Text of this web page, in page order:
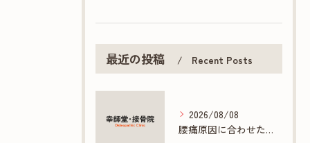
最近の投稿 Recent Posts
2026/08/08
腰痛原因に合わせた接骨院の根本ケア方法